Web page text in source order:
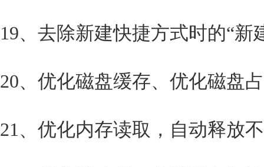
19、去除新建快捷方式时的“新
20、优化磁盘缓存、优化磁盘
21、优化内存读取，自动释放